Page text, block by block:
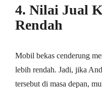
4. Nilai Jual
Rendah
Mobil bekas cenderung
lebih rendah. Jadi, jika
tersebut di masa depan,